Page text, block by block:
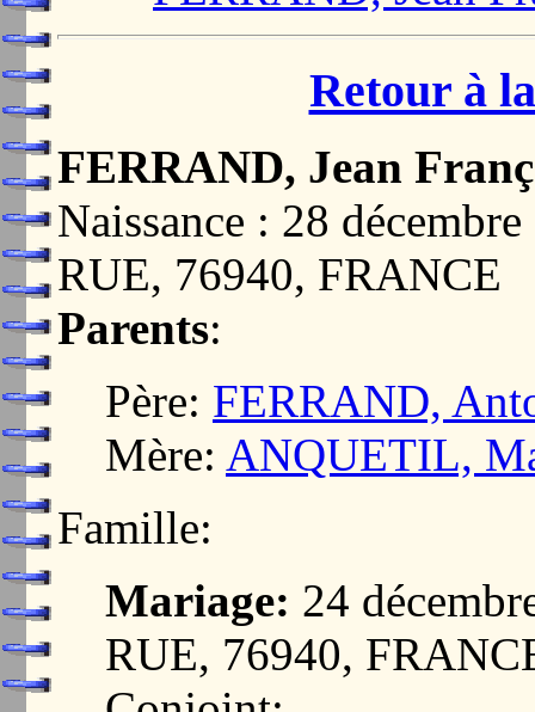
Retour à
FERRAND, Jean
Naissance : 28
RUE, 76940, FRANCE
Parents:
Père: FERRAND,
Mère: ANQUETIL,
Famille:
Mariage: 24
RUE, 76940,